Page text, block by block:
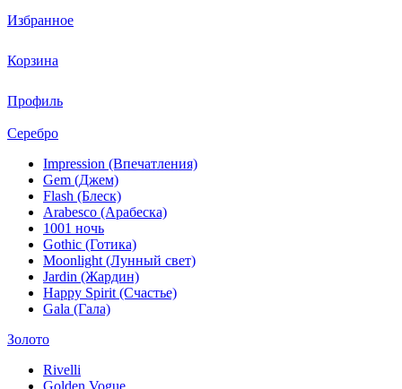
Избранное
Корзина
Профиль
Серебро
Impression (Впечатления)
Gem (Джем)
Flash (Блеск)
Arabesco (Арабеска)
1001 ночь
Gothic (Готика)
Moonlight (Лунный свет)
Jardin (Жардин)
Happy Spirit (Счастье)
Gala (Гала)
Золото
Rivelli